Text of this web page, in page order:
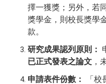
擇一獲獎；另外，若
獎學金，則校長獎學
款。
研究成果認列原則：
已正式發表之論文 ，
申請表件份數：
「